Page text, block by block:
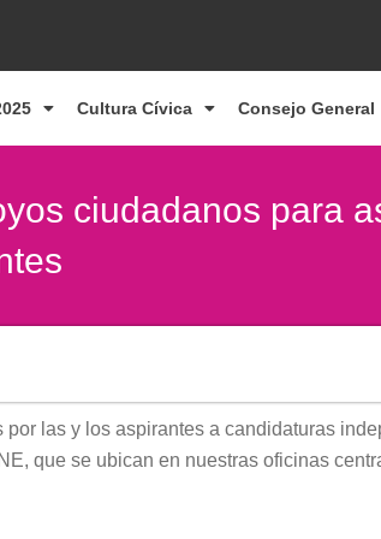
Cultura Cívica Consejo General
ciudadanos para
por las y los aspirantes a candidaturas
que se ubican en nuestras oficinas